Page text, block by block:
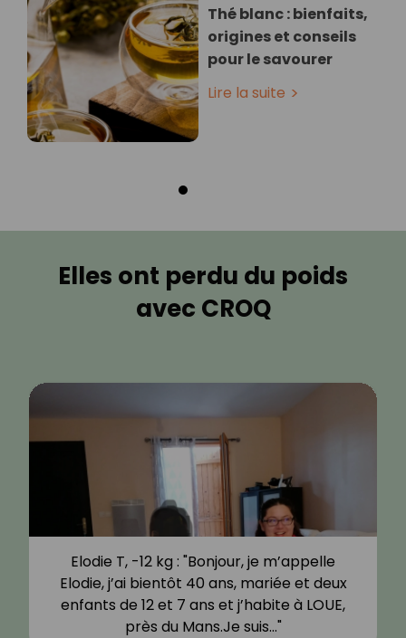
Thé blanc : bienfaits,
origines et conseils
pour le savourer
Lire la suite
Elles ont perdu du poids
avec CROQ
Elodie T, -12 kg : "Bonjour, je m’appelle
Elodie, j’ai bientôt 40 ans, mariée et deux
enfants de 12 et 7 ans et j’habite à LOUE,
près du Mans.Je suis…"